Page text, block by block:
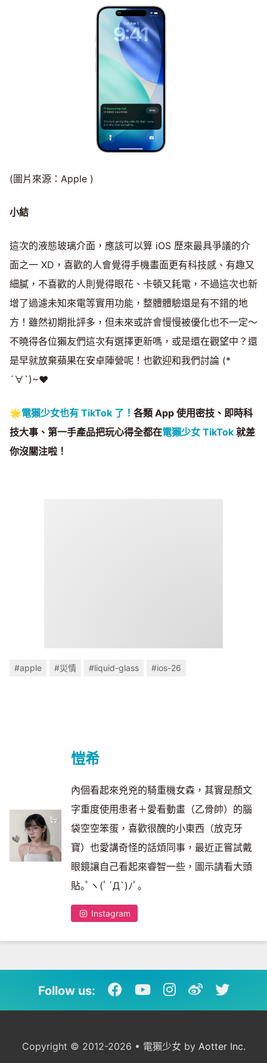
(圖片來源：Apple )
小結
這次的液態玻璃介面，應該可以算 iOS 歷來最具爭議的介
面之一 XD，喜歡的人會覺得手機畫面更有科技感、有趣又
細膩，不喜歡的人則覺得眼花、卡頓又耗電，不過這次也新
增了過濾未知來電等實用功能，整體體驗還是有不錯的地
方！雖然初期批評多，但未來或許會慢慢被優化也不一定～
不曉得各位獺友們這次有選擇更新嗎，或是還在觀望中？還
是早就放棄蘋果在安卓陣營呢！也歡迎和我們討論 (*
´∀`)~♥
🌟電獺少女也有 TikTok 了！ 各類 App 使用密技、即時科
技大事、第一手產品把玩心得全都在電獺少女 TikTok 就差
你沒關注啦！
#apple #災情 #liquid-glass #ios-26
愷希
內個看起來兇兇的騎重機女森，其實是顏文
字重度使用患者＋愛看動畫（乙骨帥）的腦
袋空空笨蛋，喜歡很醜的小東西（放克牙
寶）也愛講奇怪的話煩同事，最近正嘗試戴
眼鏡讓自己看起來睿智一些，圖示請看大頭
貼｡ﾟヽ(ﾟ´Д`)ﾉﾟ｡
Instagram
Follow us:
Copyright © 2012-2026 • 電獺少女 by Aotter Inc.